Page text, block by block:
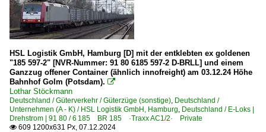
HSL Logistik GmbH, Hamburg [D] mit der entklebten ex goldenen
"185 597-2" [NVR-Nummer: 91 80 6185 597-2 D-BRLL] und einem
Ganzzug offener Container (ähnlich innofreight) am 03.12.24 Höhe
Bahnhof Golm (Potsdam). 
Lothar Stöckmann
Deutschland / Güterverkehr / Güterzüge (sonstige) Deutschland /
Unternehmen (A - K) / HSL Logistik GmbH, Hamburg Deutschland / E-Loks |
Drehstrom | 91 80 / 6 185 BR 185 ·Traxx AC1/2· Private
 609 1200x631 Px, 07.12.2024